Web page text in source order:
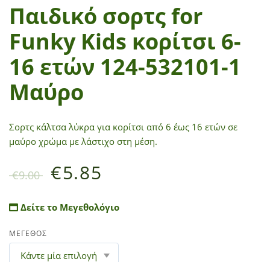
Παιδικό σορτς for
Funky Kids κορίτσι 6-
16 ετών 124-532101-1
Μαύρο
Σορτς κάλτσα λύκρα για κορίτσι από 6 έως 16 ετών σε
μαύρο χρώμα με λάστιχο στη μέση.
€9.00 €5.85
Δείτε το Μεγεθολόγιο
ΜΕΓΕΘΟΣ